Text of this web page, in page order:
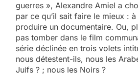
guerres », Alexandre Amiel a
par ce qu’il sait faire le mieux :
produire un documentaire. Ou,
pas tomber dans le film
série déclinée en trois volets
nous détestent-ils, nous les
Juifs ? ; nous les Noirs ?